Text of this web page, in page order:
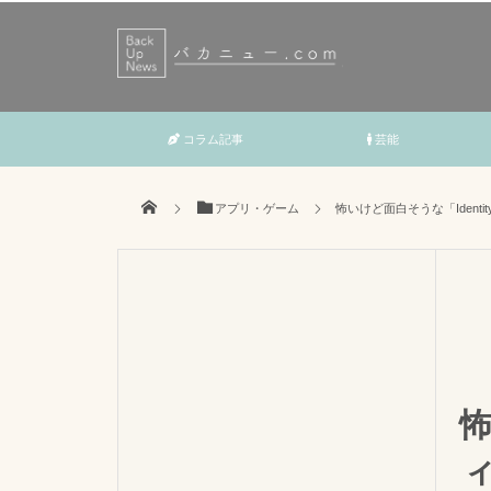
コラム記事 芸能
アプリ・ゲーム 怖いけど面白そうな「